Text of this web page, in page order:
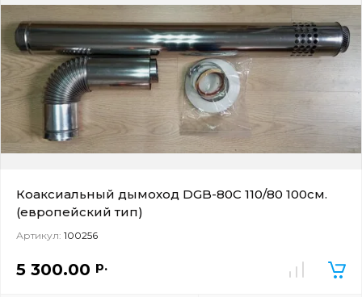
Коаксиальный дымоход DGB-80C 110/80 100см.
(европейский тип)
Артикул: 100256
5 300.00 р.